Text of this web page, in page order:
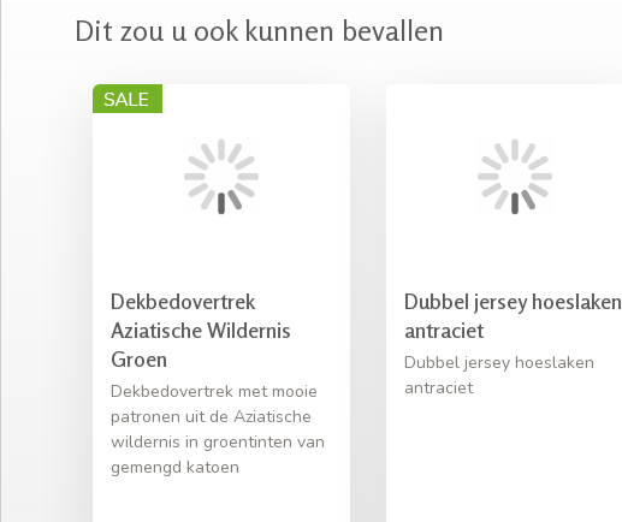
Dit zou u ook kunnen bevallen
Dekbedovertrek
Aziatische Wildernis
Groen
Dekbedovertrek met mooie
patronen uit de Aziatische
wildernis in groentinten van
gemengd katoen
Dubbel jersey hoeslaken
antraciet
Dubbel jersey hoeslaken
antraciet